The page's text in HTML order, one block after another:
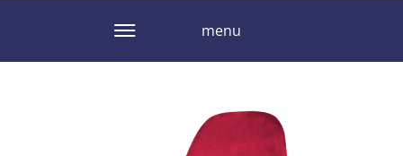
menu